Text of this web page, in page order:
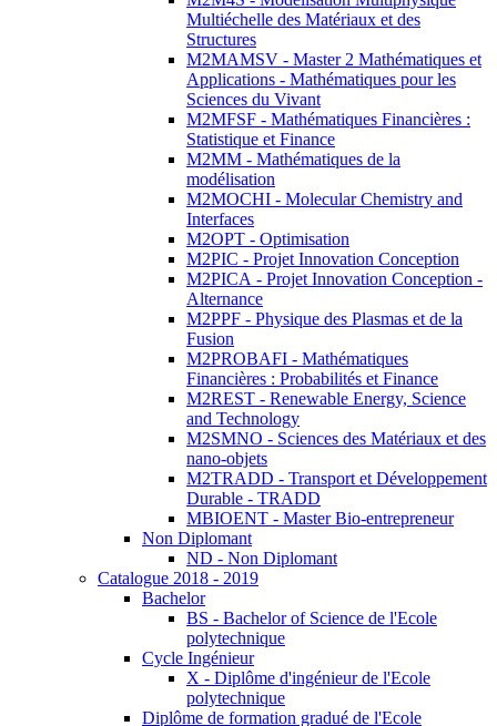
Multiéchelle des Matériaux et des
Structures
M2MAMSV - Master 2 Mathématiques et
Applications - Mathématiques pour les
Sciences du Vivant
M2MFSF - Mathématiques Financières :
Statistique et Finance
M2MM - Mathématiques de la
modélisation
M2MOCHI - Molecular Chemistry and
Interfaces
M2OPT - Optimisation
M2PIC - Projet Innovation Conception
M2PICA - Projet Innovation Conception -
Alternance
M2PPF - Physique des Plasmas et de la
Fusion
M2PROBAFI - Mathématiques
Financières : Probabilités et Finance
M2REST - Renewable Energy, Science
and Technology
M2SMNO - Sciences des Matériaux et des
nano-objets
M2TRADD - Transport et Développement
Durable - TRADD
MBIOENT - Master Bio-entrepreneur
Non Diplomant
ND - Non Diplomant
Catalogue 2018 - 2019
Bachelor
BS - Bachelor of Science de l'Ecole
polytechnique
Cycle Ingénieur
X - Diplôme d'ingénieur de l'Ecole
polytechnique
Diplôme de formation gradué de l'Ecole